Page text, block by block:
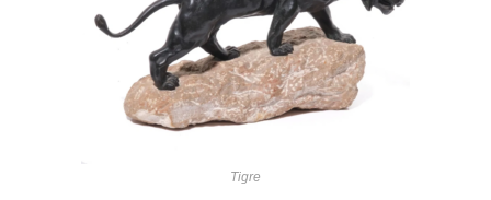
Tigre